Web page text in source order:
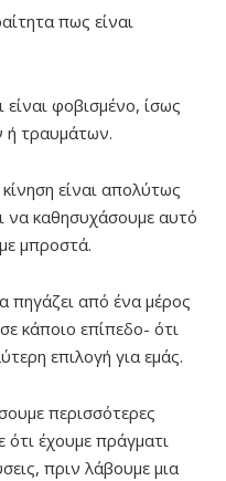
πως είναι
φοβισμένο, ίσως
ή τραυμάτων.
είναι απολύτως
να καθησυχάσουμε αυτό
μπροστά.
πηγάζει από ένα μέρος
κάποιο επίπεδο- ότι
επιλογή για εμάς.
περισσότερες
έχουμε πράγματι
πριν λάβουμε μια